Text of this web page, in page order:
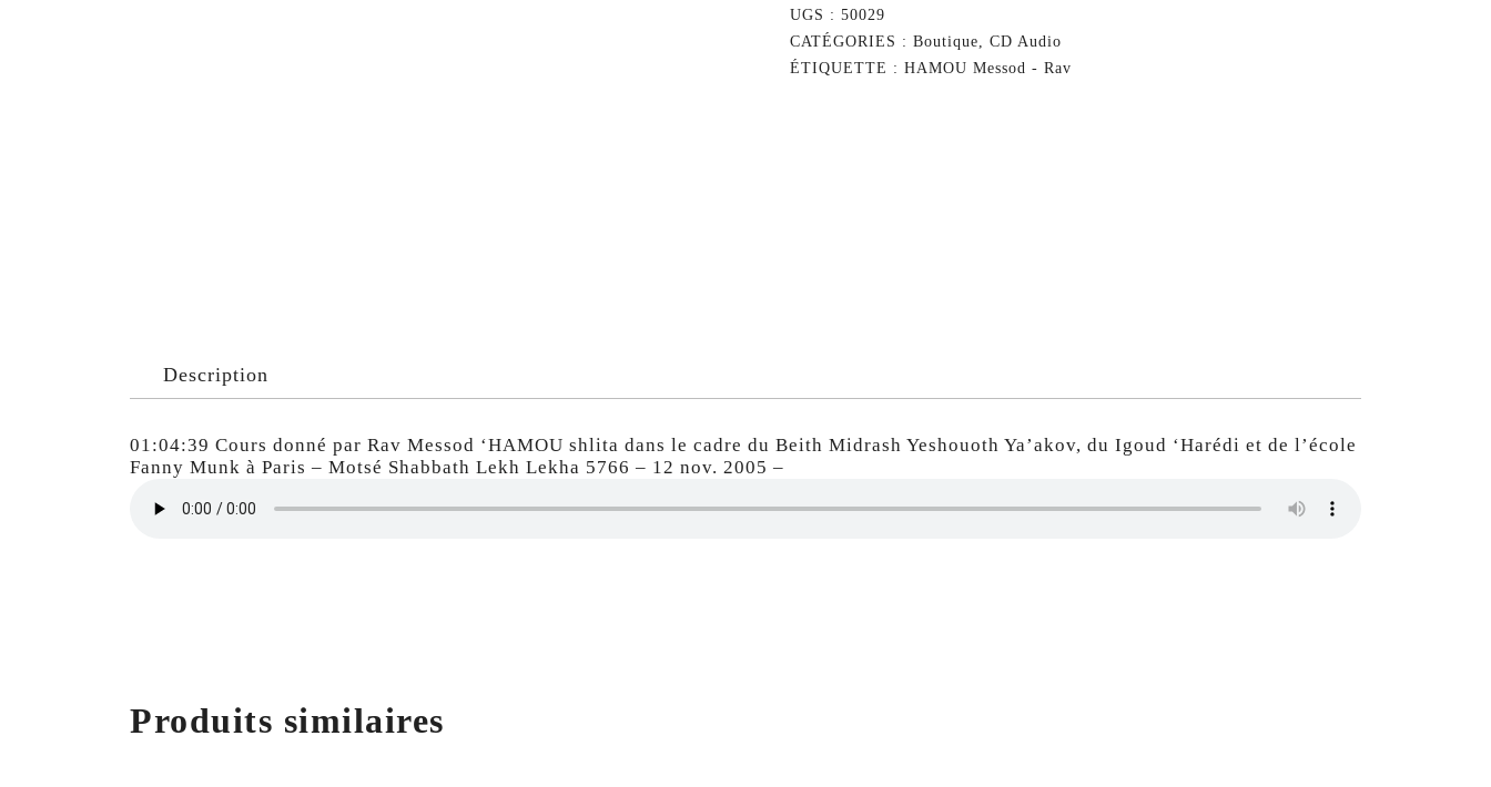
UGS : 50029
CATÉGORIES : Boutique
CD Audio
ÉTIQUETTE : HAMOU Messod - Rav
Description
01:04:39 Cours donné par Rav Messod ‘HAMOU shlita dans le cadre du Beith Midrash Yeshouoth Ya’akov, du Igoud ‘Harédi et de l’école
Fanny Munk à Paris – Motsé Shabbath Lekh Lekha 5766 – 12 nov. 2005 –
Produits similaires